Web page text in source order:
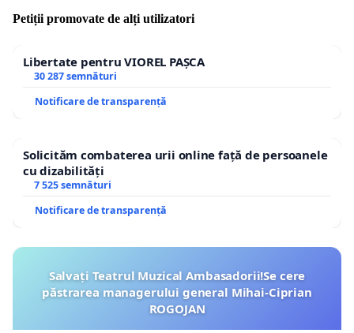
Petiții promovate de alți utilizatori
Libertate pentru VIOREL PAȘCA
30 287 semnături
Notificare de transparență
Solicităm combaterea urii online față de persoanele
cu dizabilități
7 525 semnături
Notificare de transparență
Salvați Teatrul Muzical Ambasadorii!Se cere
păstrarea managerului general Mihai-Ciprian
ROGOJAN